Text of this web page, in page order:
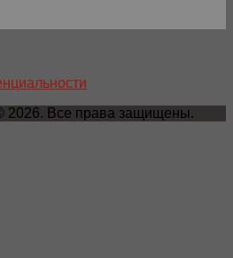
2026. Все права защищены.